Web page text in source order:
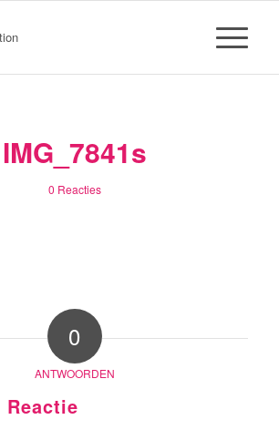
IMG_7841s
0 Reacties
0
ANTWOORDEN
Reactie